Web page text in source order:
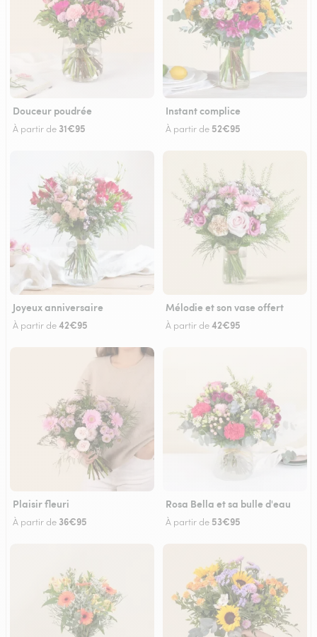
Douceur poudrée
À partir de 31€95
Instant complice
À partir de 52€95
Joyeux anniversaire
À partir de42€95
Mélodie et son vase offert
À partir de42€95
Plaisir fleuri
À partir de 36€95
Rosa Bella et sa bulle d'eau
À partir de 53€95